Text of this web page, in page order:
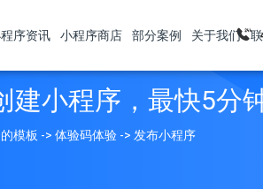
序资讯 小程序商店 部分案例 关于我们
小程序，最快5分
模板 -> 体验码体验 -> 发布小程序